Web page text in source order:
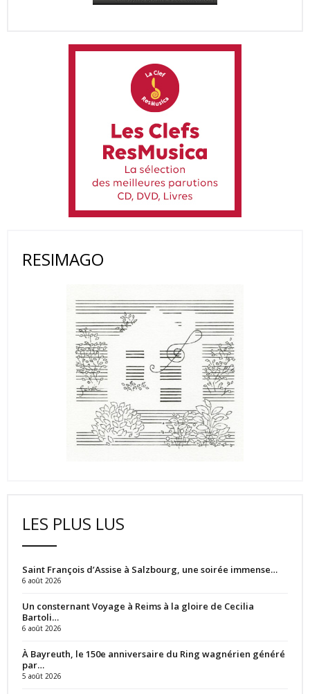
RESIMAGO
LES PLUS LUS
Saint François d’Assise à Salzbourg, une soirée immense…
6 août 2026
Un consternant Voyage à Reims à la gloire de Cecilia
Bartoli…
6 août 2026
À Bayreuth, le 150e anniversaire du Ring wagnérien généré
par…
5 août 2026